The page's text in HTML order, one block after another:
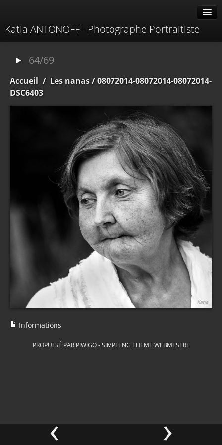
Katia ANTONOFF - Photographe Portraitiste
À propos
Contacter
64/69
Accueil / Les nanas/ 08072014-08072014-08072014-
DSC6403
‹ ›
Informations
PROPULSÉ PAR PIWIGO-SIMPLENG THEME WEBMESTRE